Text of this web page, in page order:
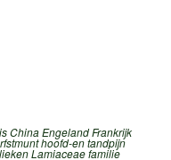
ChinaEngelandFrankrijk
hoofd-en tandpijn
Lamiaceae familie